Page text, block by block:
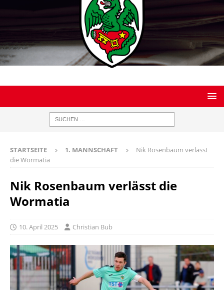
STARTSEITE 1. MANNSCHAFT
Nik Rosenbaum verlässt
die Wormatia
Nik Rosenbaum verlässt die
Wormatia
10. April 2025 Christian Bub